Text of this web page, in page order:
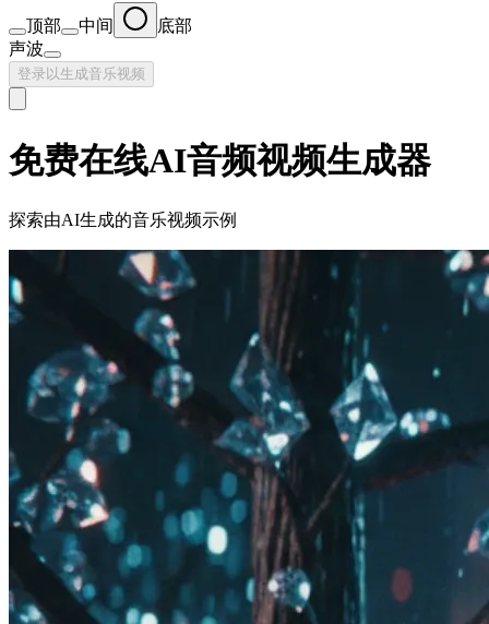
顶部
中间
底部
声波
登录以生成音乐视频
免费在线AI音频视频生成器
探索由AI生成的音乐视频示例